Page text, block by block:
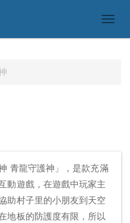
青龍守護神」，是款充滿
動遊戲，在遊戲中玩家主
助村子里的小朋友到天空
地板的防護度有限，所以